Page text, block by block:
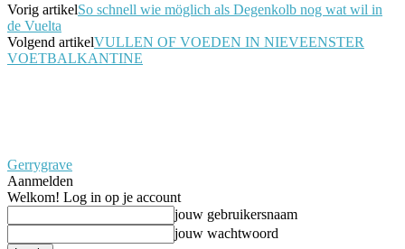
Vorig artikelSo schnell wie möglich als Degenkolb nog wat wil in
de Vuelta
Volgend artikelVULLEN OF VOEDEN IN NIEVEENSTER
VOETBALKANTINE
Gerrygrave
Aanmelden
Welkom! Log in op je account
jouw gebruikersnaam
jouw wachtwoord